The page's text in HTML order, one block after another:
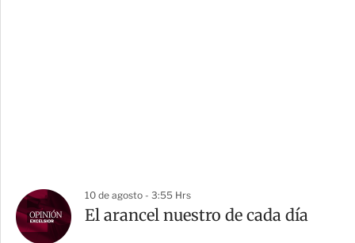
10 de agosto - 3:55 Hrs
El arancel nuestro de cada día